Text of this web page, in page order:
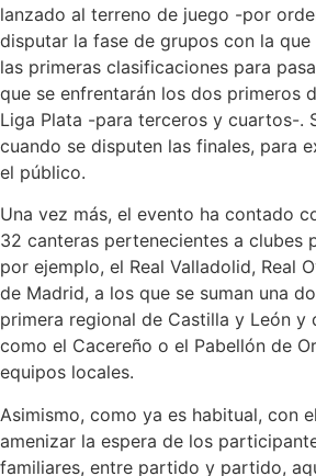
lanzado al terreno de juego -por
disputar la fase de grupos con la
las primeras clasificaciones para
que se enfrentarán los dos primeros
Liga Plata -para terceros y cuartos-.
cuando se disputen las finales, para
el público.
Una vez más, el evento ha contado
32 canteras pertenecientes a clubes
por ejemplo, el Real Valladolid, Real
de Madrid, a los que se suman una
primera regional de Castilla y León y
como el Cacereño o el Pabellón de
equipos locales.
Asimismo, como ya es habitual, con
amenizar la espera de los
familiares, entre partido y partido,